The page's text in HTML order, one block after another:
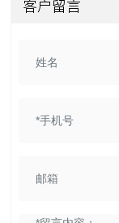
客户留言